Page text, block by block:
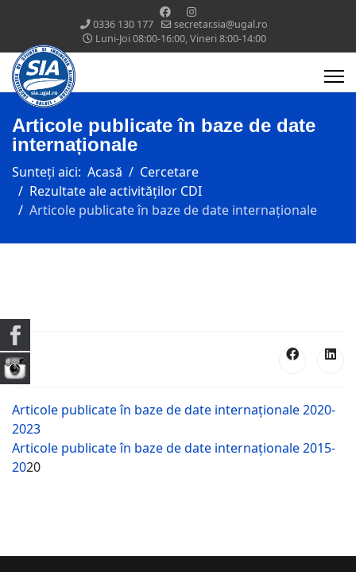
0336 130 177
secretar.sia@ugal.ro
Luni-Joi 08:00-16:00, Vineri 8:00-14:00
Articole publicate în baze de date
internaționale
Sunteți aici: Acasă
Cercetare
Rezultate ale activităților CDI
Articole publicate în baze de date internaționale
Articole publicate în baze de date internaționale 2020-
2023
Articole publicate în baze de date internaționale 2015-
2020